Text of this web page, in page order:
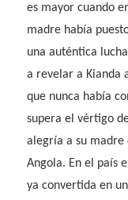
es mayor cuando
madre había
una auténtica
a revelar a Kianda
que nunca había
supera el vértigo
alegría a su
Angola. En el país
ya convertida en